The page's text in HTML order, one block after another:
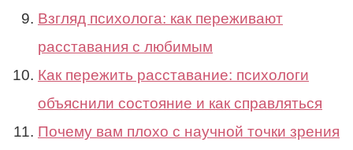
Взгляд психолога: как переживают
расставания с любимым
Как пережить расставание: психологи
объяснили состояние и как справляться
Почему вам плохо с научной точки зрения